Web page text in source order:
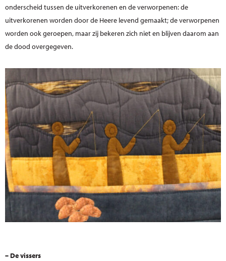
onderscheid tussen de uitverkorenen en de verworpenen: de
uitverkorenen worden door de Heere levend gemaakt; de verworpenen
worden ook geroepen, maar zij bekeren zich niet en blijven daarom aan
de dood overgegeven.
– De vissers